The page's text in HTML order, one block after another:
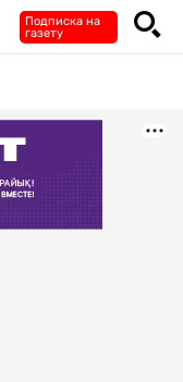
Подписка на
газету